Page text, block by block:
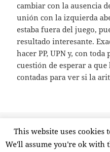
cambiar con la ausencia
unión con la izquierda
estaba fuera del juego,
resultado interesante.
hacer PP, UPN y, con
cuestión de esperar a que
contadas para ver si la
el
pnv
2 comentariosen NaBai:
This website uses
We'll assume you're ok with